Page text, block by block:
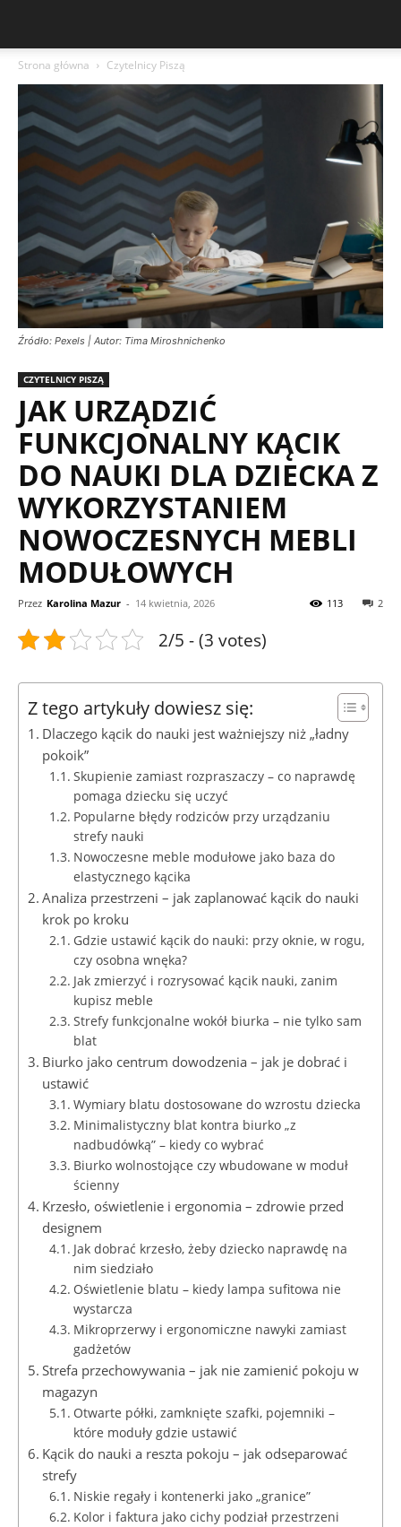
Strona główna Czytelnicy Piszą
Źródło: Pexels | Autor: Tima Miroshnichenko
CZYTELNICY PISZĄ
JAK URZĄDZIĆ
FUNKCJONALNY KĄCIK
DO NAUKI DLA DZIECKA Z
WYKORZYSTANIEM
NOWOCZESNYCH MEBLI
MODUŁOWYCH
Przez Karolina Mazur - 14 kwietnia, 2026 2
113
2/5 - (3 votes)
Z tego artykuły dowiesz się:
Dlaczego kącik do nauki jest ważniejszy niż „ładny
pokoik”
Skupienie zamiast rozpraszaczy – co naprawdę
pomaga dziecku się uczyć
Popularne błędy rodziców przy urządzaniu
strefy nauki
Nowoczesne meble modułowe jako baza do
elastycznego kącika
Analiza przestrzeni – jak zaplanować kącik do nauki
krok po kroku
Gdzie ustawić kącik do nauki: przy oknie, w rogu,
czy osobna wnęka?
Jak zmierzyć i rozrysować kącik nauki, zanim
kupisz meble
Strefy funkcjonalne wokół biurka – nie tylko sam
blat
Biurko jako centrum dowodzenia – jak je dobrać i
ustawić
Wymiary blatu dostosowane do wzrostu dziecka
Minimalistyczny blat kontra biurko „z
nadbudówką” – kiedy co wybrać
Biurko wolnostojące czy wbudowane w moduł
ścienny
Krzesło, oświetlenie i ergonomia – zdrowie przed
designem
Jak dobrać krzesło, żeby dziecko naprawdę na
nim siedziało
Oświetlenie blatu – kiedy lampa sufitowa nie
wystarcza
Mikroprzerwy i ergonomiczne nawyki zamiast
gadżetów
Strefa przechowywania – jak nie zamienić pokoju w
magazyn
Otwarte półki, zamknięte szafki, pojemniki –
które moduły gdzie ustawić
Kącik do nauki a reszta pokoju – jak odseparować
strefy
Niskie regały i kontenerki jako „granice”
Kolor i faktura jako cichy podział przestrzeni